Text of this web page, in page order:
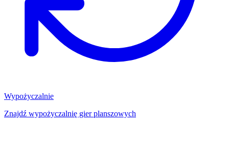
Wypożyczalnie
Znajdź wypożyczalnię gier planszowych